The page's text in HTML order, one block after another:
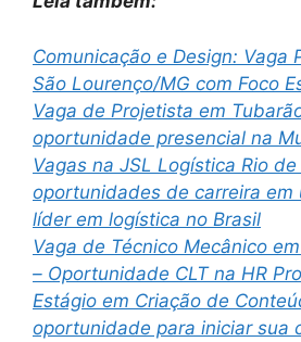
Comunicação e Design: Vaga
São Lourenço/MG com Foco
Vaga de Projetista em
oportunidade presencial na
Vagas na JSL Logística Rio
oportunidades de carreira em
líder em logística no Brasil
Vaga de Técnico Mecânico
– Oportunidade CLT na HR
Estágio em Criação de
oportunidade para iniciar sua